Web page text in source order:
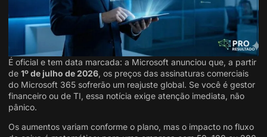
É oficial e tem data marcada: a Microsoft anunciou que, a partir
de 1º de julho de 2026, os preços das assinaturas comerciais
do Microsoft 365 sofrerão um reajuste global. Se você é gestor
financeiro ou de TI, essa notícia exige atenção imediata, não
pânico.
Os aumentos variam conforme o plano, mas o impacto no fluxo